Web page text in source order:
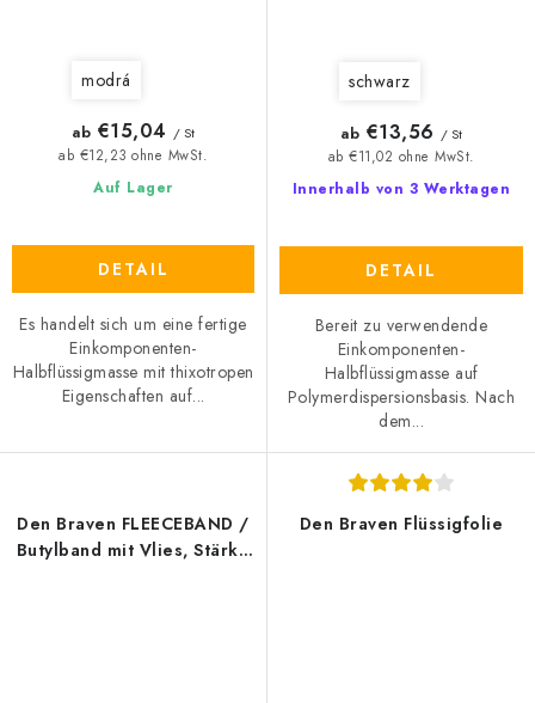
modrá
Auf Lager
ab €12,23 ohne MwSt.
ab €15,04 / St
DETAIL
Es handelt sich um eine fertige
Einkomponenten-
Halbflüssigmasse mit thixotropen
Eigenschaften auf...
schwarz
Innerhalb von 3 Werktagen
ab €11,02 ohne MwSt.
ab €13,56 / St
DETAIL
Bereit zu verwendende
Einkomponenten-
Halbflüssigmasse auf
Polymerdispersionsbasis. Nach
dem...
Den Braven FLEECEBAND /
Butylband mit Vlies, Stärke
Den Braven Flüssigfolie